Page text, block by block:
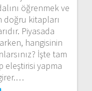
öğrenmek ve
doğru kitapları
Piyasada
hangisinin
İşte tam
eleştirisi yapma